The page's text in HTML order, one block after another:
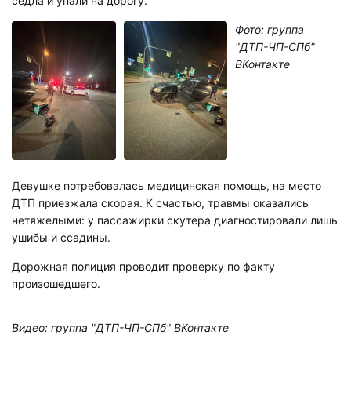
Фото: группа
"ДТП-ЧП-СПб"
ВКонтакте
Девушке потребовалась медицинская помощь, на место
ДТП приезжала скорая. К счастью, травмы оказались
нетяжелыми: у пассажирки скутера диагностировали лишь
ушибы и ссадины.
Дорожная полиция проводит проверку по факту
произошедшего.
Видео: группа "ДТП-ЧП-СПб" ВКонтакте